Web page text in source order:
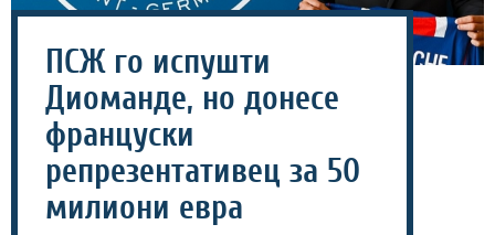
ПСЖ го испушти
Диоманде, но донесе
француски
репрезентативец за 50
милиони евра